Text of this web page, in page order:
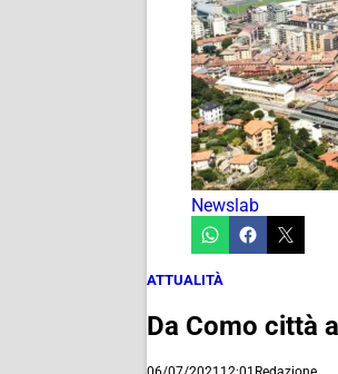
Newslab
ATTUALITÀ
Da Como città